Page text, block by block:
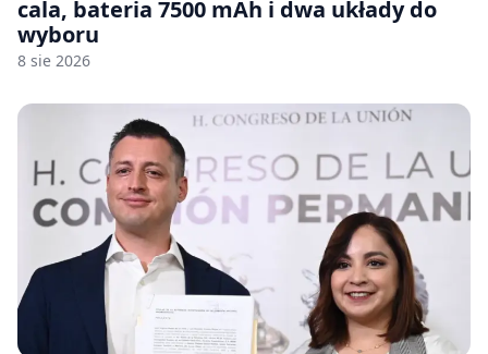
cala, bateria 7500 mAh i dwa układy do
wyboru
8 sie 2026